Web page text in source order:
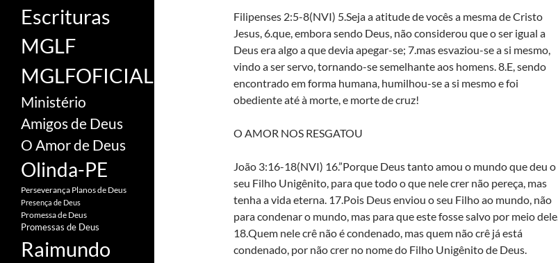
Filipenses 2:5-8(NVI) 5.Seja a atitude de vocês a mesma de Cristo
Jesus, 6.que, embora sendo Deus, não considerou que o ser igual a
Deus era algo a que devia apegar-se; 7.mas esvaziou-se a si mesmo,
vindo a ser servo, tornando-se semelhante aos homens. 8.E, sendo
encontrado em forma humana, humilhou-se a si mesmo e foi
obediente até à morte, e morte de cruz!
O AMOR NOS RESGATOU
João 3:16-18(NVI) 16.”Porque Deus tanto amou o mundo que deu o
seu Filho Unigênito, para que todo o que nele crer não pereça, mas
tenha a vida eterna. 17.Pois Deus enviou o seu Filho ao mundo, não
para condenar o mundo, mas para que este fosse salvo por meio dele.
18.Quem nele crê não é condenado, mas quem não crê já está
condenado, por não crer no nome do Filho Unigênito de Deus.
Escrituras
MGLF
MGLFOFICIAL
Ministério
Amigos de Deus
O Amor de Deus
Olinda-PE
Perseverança Planos de Deus
Presença de Deus
Promessa de Deus
Promessas de Deus
Raimundo